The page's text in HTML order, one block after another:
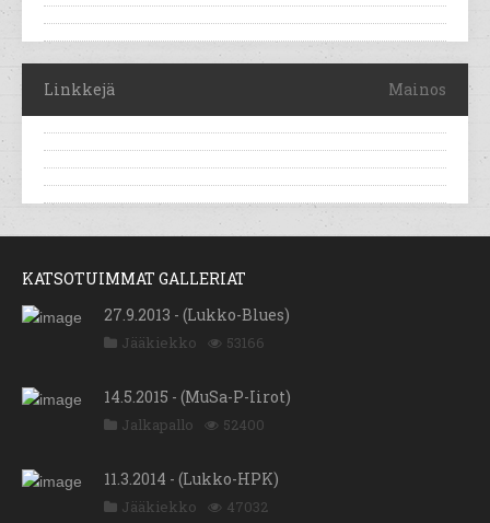
Linkkejä Mainos
KATSOTUIMMAT GALLERIAT
27.9.2013 - (Lukko-Blues)
Jääkiekko 53166
14.5.2015 - (MuSa-P-Iirot)
Jalkapallo 52400
11.3.2014 - (Lukko-HPK)
Jääkiekko 47032